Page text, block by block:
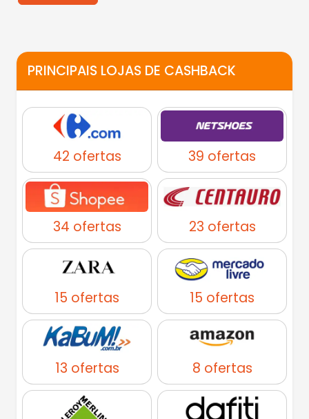
PRINCIPAIS LOJAS DE CASHBACK
42 ofertas 39 ofertas
34 ofertas 23 ofertas
15 ofertas 15 ofertas
13 ofertas 8 ofertas